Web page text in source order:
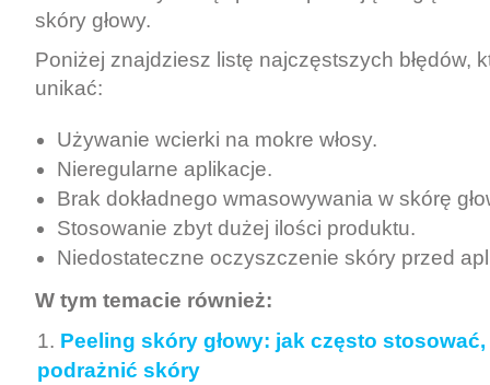
skóry głowy.
Poniżej znajdziesz listę najczęstszych błędów,
unikać:
Używanie wcierki na mokre włosy.
Nieregularne aplikacje.
Brak dokładnego wmasowywania w skórę
Stosowanie zbyt dużej ilości produktu.
Niedostateczne oczyszczenie skóry przed
W tym temacie również:
Peeling skóry głowy: jak często
podrażnić skóry